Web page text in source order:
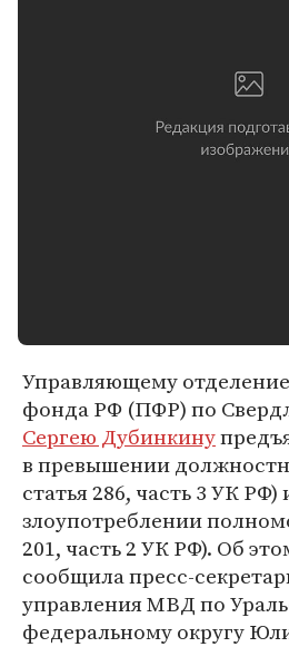
Управляющему
фонда РФ (ПФР) по
Сергею Дубинкину
в превышении
статья 286, часть 3 УК РФ)
злоупотреблении
201, часть 2 УК РФ). Об
сообщила пресс-
управления МВД по
федеральному округу